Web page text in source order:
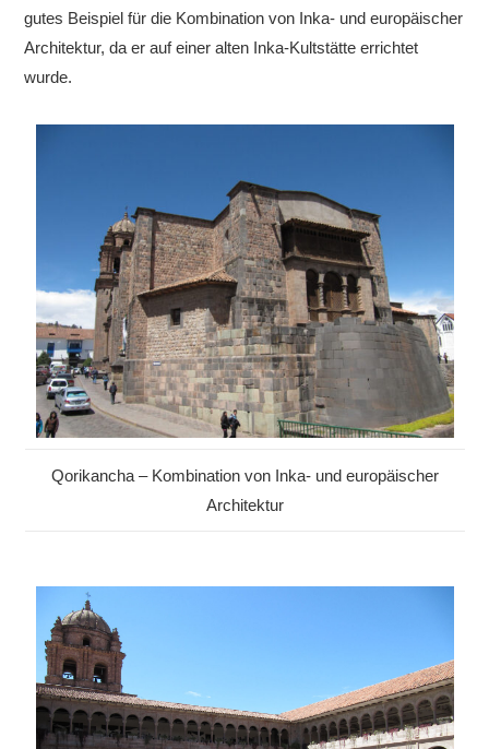
gutes Beispiel für die Kombination von Inka- und europäischer
Architektur, da er auf einer alten Inka-Kultstätte errichtet
wurde.
Qorikancha – Kombination von Inka- und europäischer
Architektur